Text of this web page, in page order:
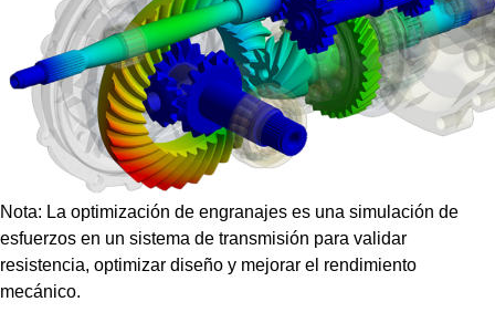
Nota: La optimización de engranajes es una simulación de
esfuerzos en un sistema de transmisión para validar
resistencia, optimizar diseño y mejorar el rendimiento
mecánico.